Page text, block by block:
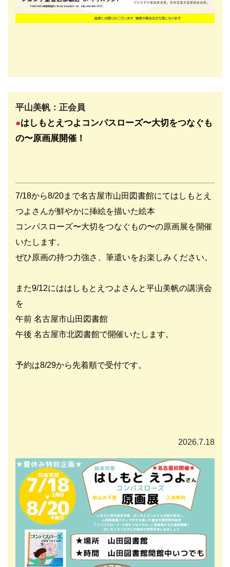
平山美帆：正会員
●はしもとえつよコンパスローズ〜大切をつなぐも
の〜原画展開催 ！
7/18から8/20まで名古屋市山田図書館にてはしもとえ
つよさんが鮮やかに挿絵を描いた絵本
コンパスローズ〜大切をつなぐもの〜の原画展を開催
いたします。
ぜひ原画の持つ力強さ、筆遣いをお楽しみください。
また9/12にははしもとえつよさんと平山美帆の講演会
を
午前 名古屋市山田図書館
午後 名古屋市北図書館で開催いたします。
予約は8/29から先着順で受付です。
2026.7.18